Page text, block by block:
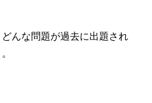
んな問題が過去に出題され